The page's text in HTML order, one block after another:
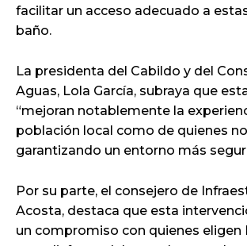
facilitar un acceso adecuado a
baño.
La presidenta del Cabildo y del
Aguas, Lola García, subraya que
“mejoran notablemente la
población local como de quienes
garantizando un entorno más
Por su parte, el consejero de
Acosta, destaca que esta
un compromiso con quienes eligen